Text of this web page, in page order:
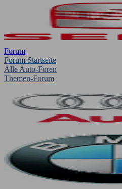
Forum
Forum Startseite
Alle Auto-Foren
Themen-Forum